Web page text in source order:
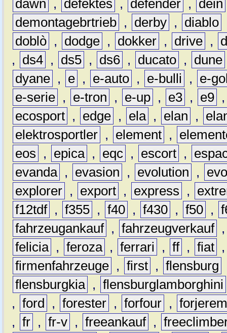
dawn , defektes , defender , dein
demontagebrtrieb , derby , diablo
doblò , dodge , dokker , drive ,
,
ds4 , ds5 , ds6 , ducato , dune
dyane , e , e-auto , e-bulli ,
e-
e-serie , e-tron , e-up , e3 , e9
ecosport , edge , ela , elan ,
elektrosportler , element ,
eos
, epica , eqc , escort ,
evanda , evasion , evolution ,
explorer , export , express ,
f12tdf , f355 , f40 , f430 , f50 ,
fahrzeugankauf , fahrzeugverkauf
felicia , feroza , ferrari , ff , fiat
firmenfahrzeuge , first , flensburg
flensburgkia , flensburglamborghini
, ford , forester , forfour ,
, fr , fr-v , freeankauf ,